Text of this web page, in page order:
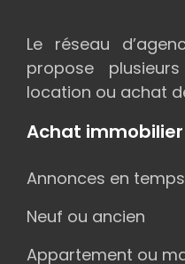
Le réseau
propose
location ou achat
Achat immobilier
Annonces en
Neuf ou ancien
Appartement ou